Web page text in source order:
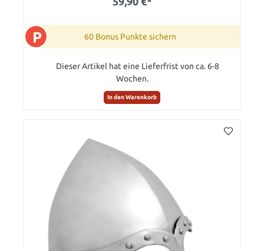
P 60 Bonus Punkte sichern
Dieser Artikel hat eine Lieferfrist von ca. 6-8
Wochen.
In den Warenkorb